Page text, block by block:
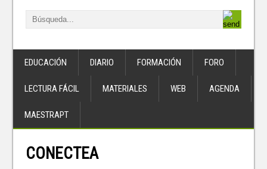
EDUCACIÓN DIARIO FORMACIÓN FORO
LECTURA FÁCIL MATERIALES WEB AGENDA
MAESTRAPT
CONECTEA